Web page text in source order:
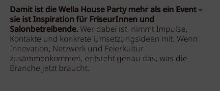
Damit ist die Wella House Party mehr als ein Event –
sie ist Inspiration für FriseurInnen und
Salonbetreibende.Wer dabei ist, nimmt Impulse,
Kontakte und konkrete Umsetzungsideen mit. Wenn
Innovation, Netzwerk und Feierkultur
zusammenkommen, entsteht genau das, was die
Branche jetzt braucht.